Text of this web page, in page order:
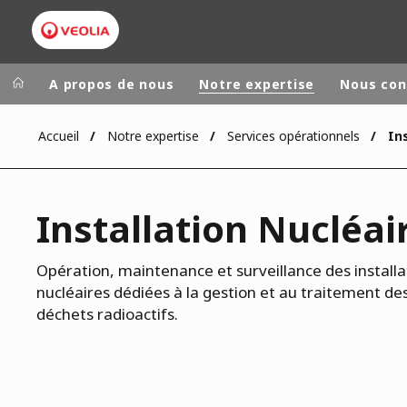
Groupe Veolia
CAMPUS
FONDATION
INSTITUT
Dans le
AMÉRIQUE
A propos de nous Notre expertise Nous
Accueil Notre expertise Services opérationnels
Installation
Opération, maintenance et surveillance des
nucléaires dédiées à la gestion et au traitement
déchets radioactifs.